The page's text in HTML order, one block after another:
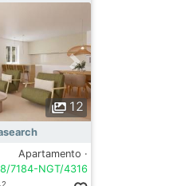
12
Apartamento ·
8/7184-NGT/4316